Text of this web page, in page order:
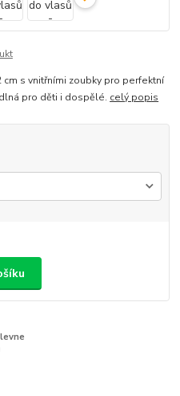
s vnitřními zoubky pro perfektní
pro děti i dospělé. celý popis